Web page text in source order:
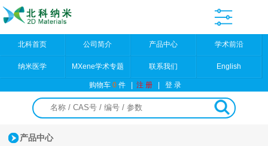
北科首页 公司简介 产品中心 学术前沿
纳米医学 MXene学术专题 联系我们 English
购物车0件 |注 册 |登 录
产品中心